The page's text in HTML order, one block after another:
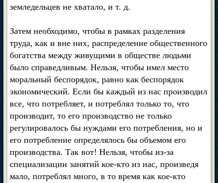
земледельцев не хватало, и т. д.
Затем необходимо, чтобы в рамках разделения
труда, как и вне них, распределение общественного
богатства между живущими в обществе людьми
было справедливым. Нельзя, чтобы имел место
моральный беспорядок, равно как беспорядок
экономический. Если бы каждый из нас производил
все, что потребляет, и потреблял только то, что
производит, то его производство не только
регулировалось бы нуждами его потребления, но и
его потребление определялось бы объемом его
производства. Так вот! Нельзя, чтобы из-за
специализации занятий кое-кто из нас, произведя
мало, потреблял много, в то время как кое-кто